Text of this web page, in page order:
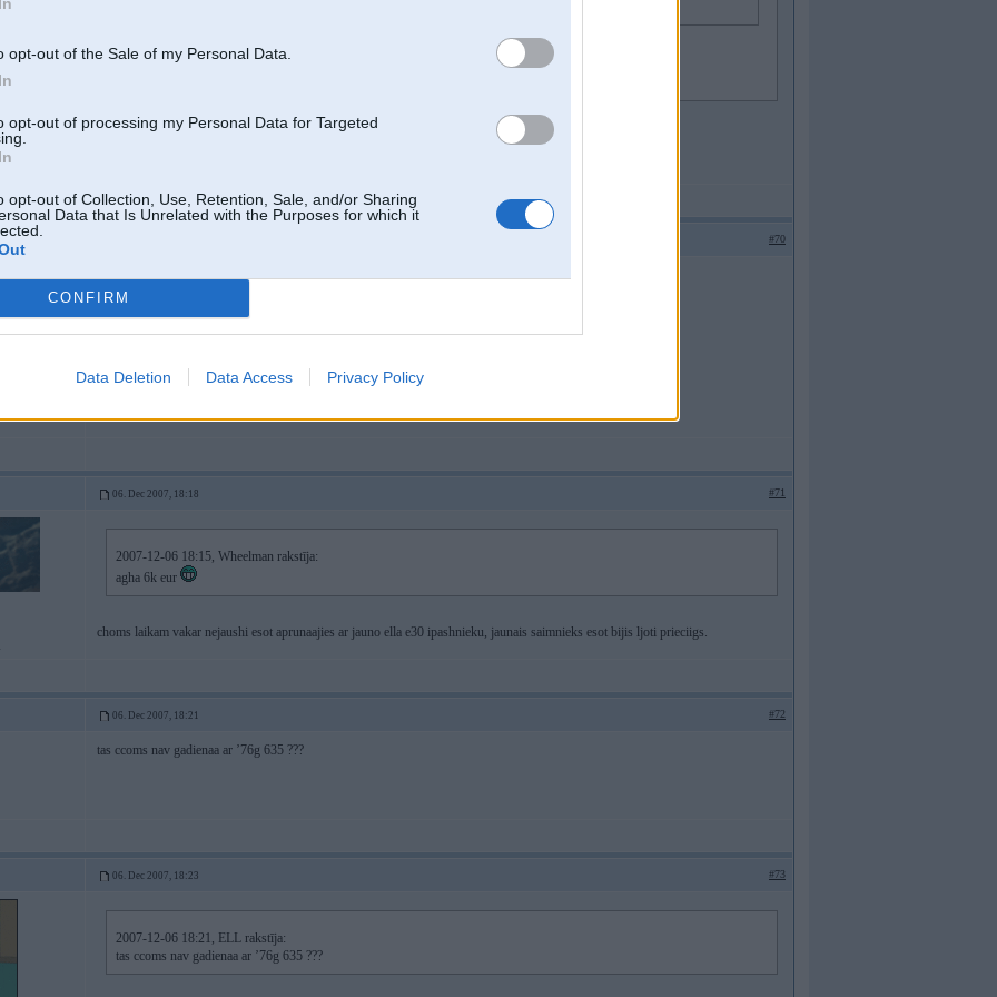
opt-out of the Sale of my Personal Data.
opt-out of processing my Personal Data for Targeted
opt-out of Collection, Use, Retention, Sale, and/or Sharing
Data that Is Unrelated with the Purposes for which it
CONFIRM
Data Deletion Data Access Privacy Policy
#70
agha 6k eur
06. Dec 2007, 18:18 #71
2007-12-06 18:15, Wheelman rakstīja:
agha 6k eur
choms laikam vakar nejaushi esot aprunaajies ar jauno ella e30 ipashnieku, jaunais saimnieks esot bijis ljoti prieciigs.
06. Dec 2007, 18:21 #72
tas ccoms nav gadienaa ar ’76g 635 ???
06. Dec 2007, 18:23 #73
2007-12-06 18:21, ELL rakstīja:
tas ccoms nav gadienaa ar ’76g 635 ???